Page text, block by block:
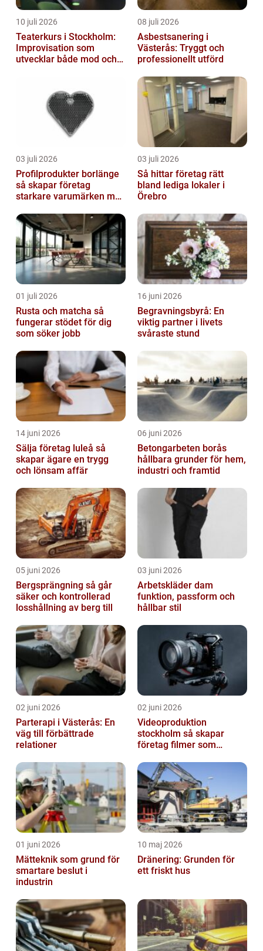
10 juli 2026
Teaterkurs i Stockholm:
Improvisation som
utvecklar både mod och
08 juli 2026
Asbestsanering i
Västerås: Tryggt och
professionellt utförd
03 juli 2026
Profilprodukter borlänge
så skapar företag
starkare varumärken med
03 juli 2026
Så hittar företag rätt
bland lediga lokaler i
Örebro
01 juli 2026
Rusta och matcha så
fungerar stödet för dig
som söker jobb
16 juni 2026
Begravningsbyrå: En
viktig partner i livets
svåraste stund
14 juni 2026
Sälja företag luleå så
skapar ägare en trygg
och lönsam affär
06 juni 2026
Betongarbeten borås
hållbara grunder för hem,
industri och framtid
05 juni 2026
Bergsprängning så går
säker och kontrollerad
losshållning av berg till
03 juni 2026
Arbetskläder dam
funktion, passform och
hållbar stil
02 juni 2026
Parterapi i Västerås: En
väg till förbättrade
relationer
02 juni 2026
Videoproduktion
stockholm så skapar
företag filmer som
01 juni 2026
Mätteknik som grund för
smartare beslut i
industrin
10 maj 2026
Dränering: Grunden för
ett friskt hus